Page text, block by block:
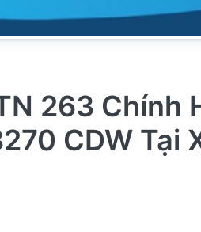
263 Chính
CDW Tại